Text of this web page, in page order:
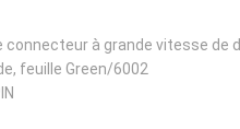
connecteur à grande vitesse de
feuille Green/6002